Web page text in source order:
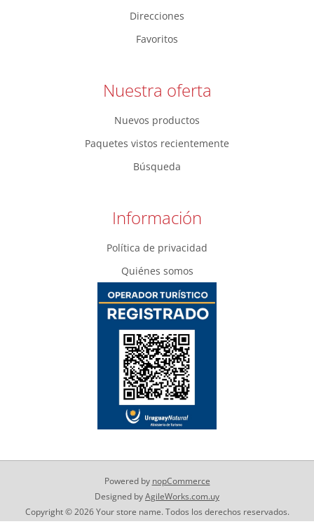
Direcciones
Favoritos
Nuestra oferta
Nuevos productos
Paquetes vistos recientemente
Búsqueda
Información
Política de privacidad
Quiénes somos
Powered by nopCommerce
Designed byAgileWorks.com.uy
Copyright © 2026 Your store name. Todos los derechos reservados.